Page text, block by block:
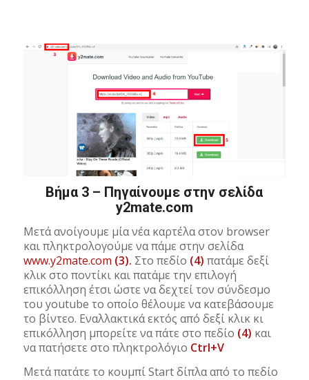
Βήμα 3 – Πηγαίνουμε στην σελίδα
y2mate.com
Μετά ανοίγουμε μία νέα καρτέλα στον browser
και πληκτρολογούμε να πάμε στην σελίδα
www.y2mate.com (3). Στο πεδίο (4) πατάμε δεξί
κλικ στο ποντίκι και πατάμε την επιλογή
επικόλληση έτσι ώστε να δεχτεί τον σύνδεσμο
του youtube το οποίο θέλουμε να κατεβάσουμε
το βίντεο. Εναλλακτικά εκτός από δεξί κλικ κι
επικόλληση μπορείτε να πάτε στο πεδίο (4) και
να πατήσετε στο πληκτρολόγιο Ctrl+V
Μετά πατάτε το κουμπί Start δίπλα από το πεδίο